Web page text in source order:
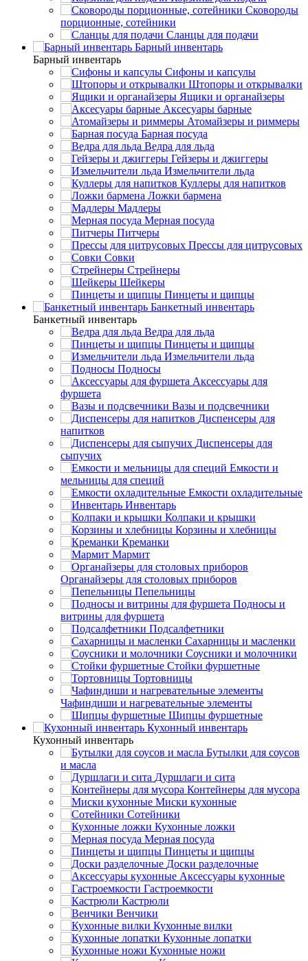
Сковороды
порционные, сотейники
Сланцы для подачи
Барный инвентарь
Барный инвентарь
Сифоны и капсулы
Штопоры и открывалки
Ящики и органайзеры
Аксесуары барные
Атомайзеры и риммеры
Барная посуда
Ведра для льда
Гейзеры и джиггеры
Измельчители льда
Куллеры для напитков
Ложки бармена
Мадлеры
Мерная посуда
Питчеры
Прессы для цитрусовых
Совки
Стрейнеры
Шейкеры
Пинцеты и щипцы
Банкетный инвентарь
Банкетный инвентарь
Ведра для льда
Пинцеты и щипцы
Измельчители льда
Подносы
Аксессуары для
фуршета
Вазы и подсвечники
Диспенсеры для
напитков
Диспенсеры для
сыпучих
Емкости и
мельницы для специй
Емкости охладительные
Инвентарь
Колпаки и крышки
Корзины и хлебницы
Креманки
Мармит
Органайзеры для столовых приборов
Пепельницы
Подносы и
витрины для фуршета
Подсалфетники
Сахарницы и масленки
Соусники и молочники
Стойки фуршетные
Тортовницы
Чафиндиши и нагревательные элементы
Щипцы фуршетные
Кухонный инвентарь
Кухонный инвентарь
Бутылки для соусов
и масла
Дуршлаги и сита
Контейнеры для мусора
Миски кухонные
Сотейники
Кухонные ложки
Мерная посуда
Пинцеты и щипцы
Доски разделочные
Аксессуары кухонные
Гастроемкости
Кастрюли
Венчики
Кухонные вилки
Кухонные лопатки
Кухонные ножи